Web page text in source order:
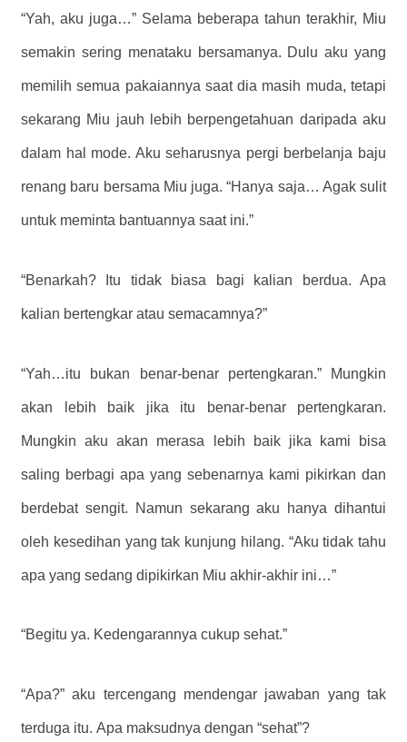
“Yah, aku juga…” Selama beberapa tahun terakhir, Miu
semakin sering menataku bersamanya. Dulu aku yang
memilih semua pakaiannya saat dia masih muda, tetapi
sekarang Miu jauh lebih berpengetahuan daripada aku
dalam hal mode. Aku seharusnya pergi berbelanja baju
renang baru bersama Miu juga. “Hanya saja… Agak sulit
untuk meminta bantuannya saat ini.”
“Benarkah? Itu tidak biasa bagi kalian berdua. Apa
kalian bertengkar atau semacamnya?”
“Yah…itu bukan benar-benar pertengkaran.” Mungkin
akan lebih baik jika itu benar-benar pertengkaran.
Mungkin aku akan merasa lebih baik jika kami bisa
saling berbagi apa yang sebenarnya kami pikirkan dan
berdebat sengit. Namun sekarang aku hanya dihantui
oleh kesedihan yang tak kunjung hilang. “Aku tidak tahu
apa yang sedang dipikirkan Miu akhir-akhir ini…”
“Begitu ya. Kedengarannya cukup sehat.”
“Apa?” aku tercengang mendengar jawaban yang tak
terduga itu. Apa maksudnya dengan “sehat”?